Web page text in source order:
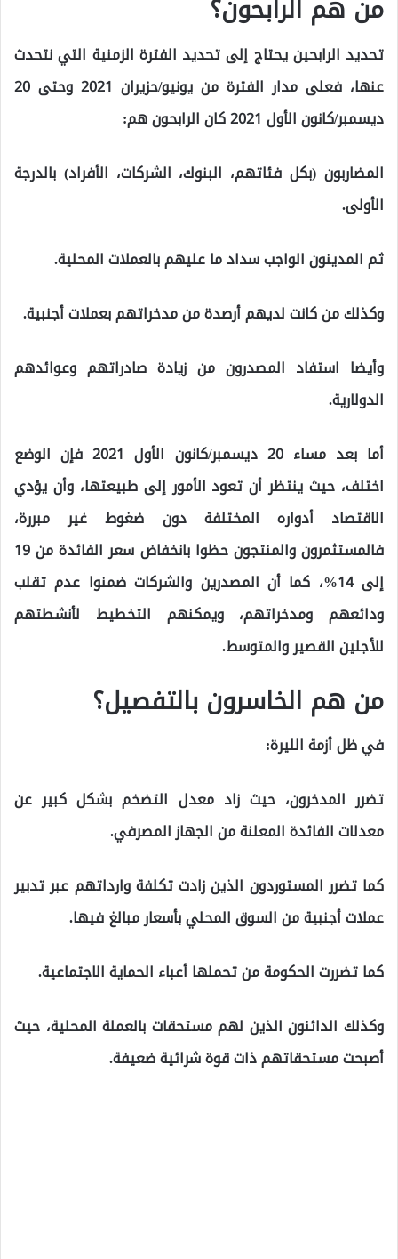
من هم الرابحون؟
تحديد الرابحين يحتاج إلى تحديد الفترة الزمنية التي نتحدث
عنها، فعلى مدار الفترة من يونيو/حزيران 2021 وحتى 20
ديسمبر/كانون الأول 2021 كان الرابحون هم:
المضاربون (بكل فئاتهم، البنوك، الشركات، الأفراد) بالدرجة
الأولى.
ثم المدينون الواجب سداد ما عليهم بالعملات المحلية.
وكذلك من كانت لديهم أرصدة من مدخراتهم بعملات أجنبية.
وأيضا استفاد المصدرون من زيادة صادراتهم وعوائدهم
الدولارية.
أما بعد مساء 20 ديسمبر/كانون الأول 2021 فإن الوضع
اختلف، حيث ينتظر أن تعود الأمور إلى طبيعتها، وأن يؤدي
الاقتصاد أدواره المختلفة دون ضغوط غير مبررة،
فالمستثمرون والمنتجون حظوا بانخفاض سعر الفائدة من 19
إلى 14%، كما أن المصدرين والشركات ضمنوا عدم تقلب
ودائعهم ومدخراتهم، ويمكنهم التخطيط لأنشطتهم
للأجلين القصير والمتوسط.
من هم الخاسرون بالتفصيل؟
في ظل أزمة الليرة:
تضرر المدخرون، حيث زاد معدل التضخم بشكل كبير عن
معدلات الفائدة المعلنة من الجهاز المصرفي.
كما تضرر المستوردون الذين زادت تكلفة وارداتهم عبر تدبير
عملات أجنبية من السوق المحلي بأسعار مبالغ فيها.
كما تضررت الحكومة من تحملها أعباء الحماية الاجتماعية.
وكذلك الدائنون الذين لهم مستحقات بالعملة المحلية، حيث
أصبحت مستحقاتهم ذات قوة شرائية ضعيفة.